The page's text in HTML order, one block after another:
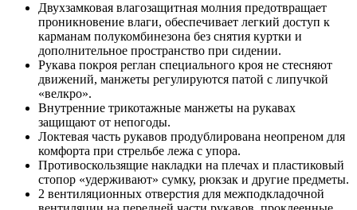
Двухзамковая влагозащитная молния предотвращает
проникновение влаги, обеспечивает легкий доступ к
карманам полукомбинезона без снятия куртки и
дополнительное пространство при сидении.
Рукава покроя реглан специального кроя не стесняют
движений, манжеты регулируются патой с липучкой
«велкро».
Внутренние трикотажные манжеты на рукавах
защищают от непогоды.
Локтевая часть рукавов продублирована неопреном для
комфорта при стрельбе лежа с упора.
Противоскользящие накладки на плечах и пластиковый
стопор «удерживают» сумку, рюкзак и другие предметы.
2 вентиляционных отверстия для межподкладочной